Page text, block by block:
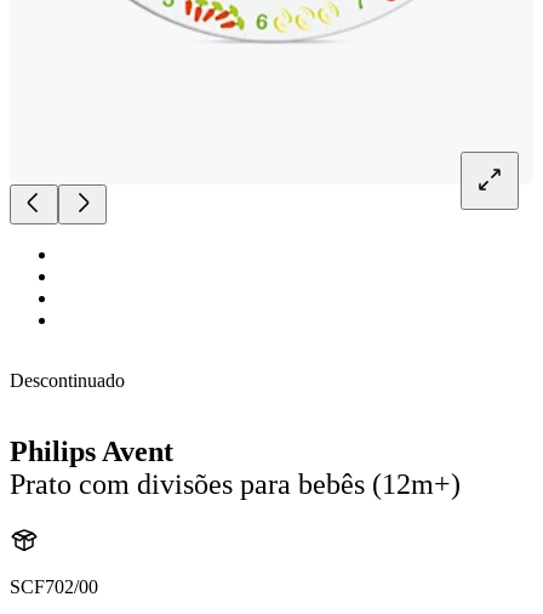
Descontinuado
Philips Avent
Prato com divisões para bebês (12m+)
SCF702/00